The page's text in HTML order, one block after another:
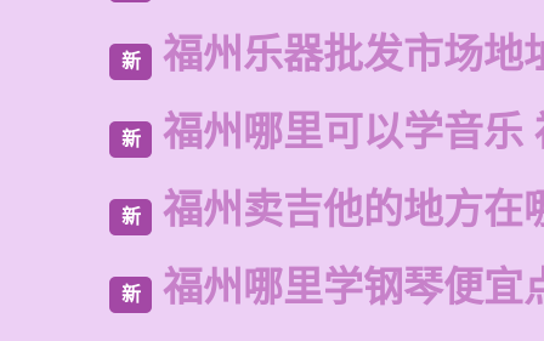
新 福州乐器批发市场地
新 福州哪里可以学音乐
新 福州卖吉他的地方在
新 福州哪里学钢琴便宜